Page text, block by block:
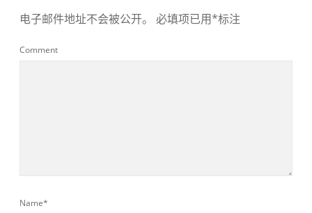
电子邮件地址不会被公开。 必填项已用*标注
Comment
Name*